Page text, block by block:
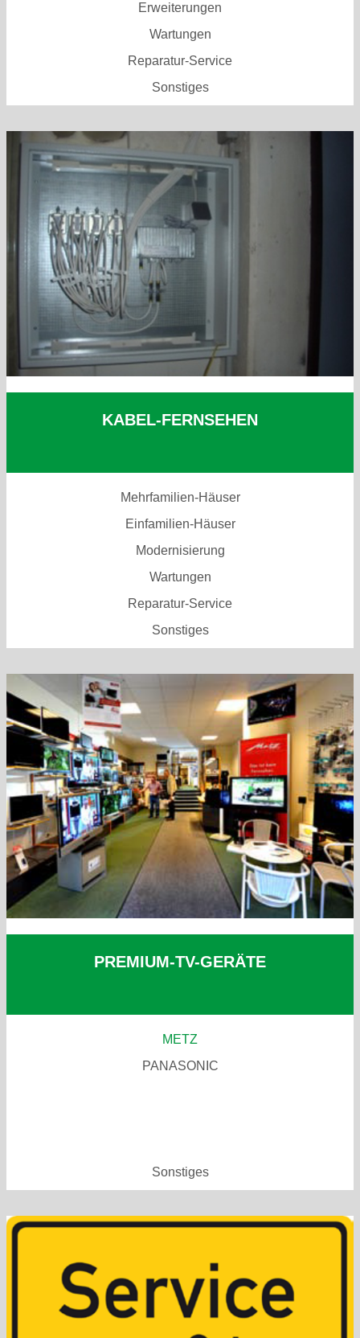
Erweiterungen
Wartungen
Reparatur-Service
Sonstiges
KABEL-FERNSEHEN
Mehrfamilien-Häuser
Einfamilien-Häuser
Modernisierung
Wartungen
Reparatur-Service
Sonstiges
PREMIUM-TV-GERÄTE
METZ
PANASONIC
Sonstiges